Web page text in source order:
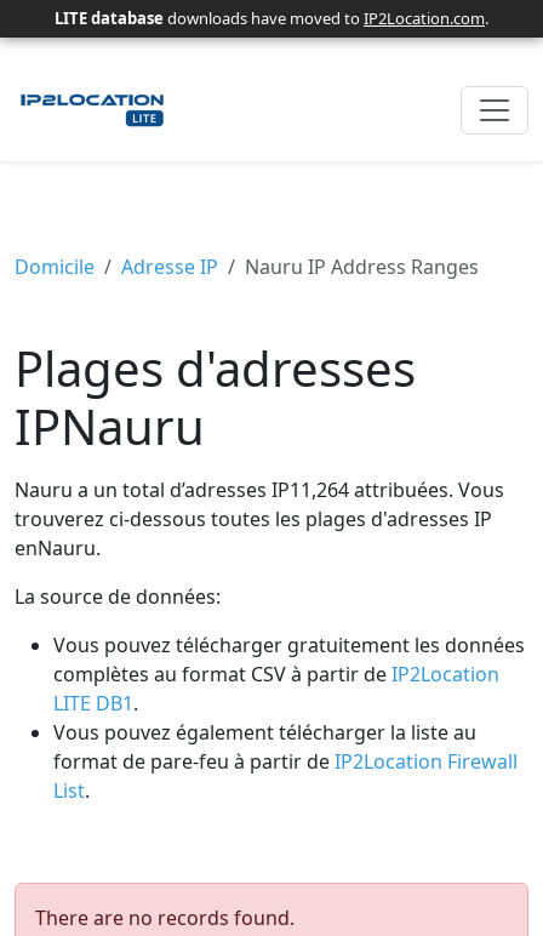
LITE database downloads have moved toIP2Location.com.
Domicile Adresse IP Nauru IP Address Ranges
Plages d'adresses
IPNauru
Nauru a un total d’adresses IP11,264 attribuées. Vous
trouverez ci-dessous toutes les plages d'adresses IP
enNauru.
La source de données:
Vous pouvez télécharger gratuitement les données
complètes au format CSV à partir deIP2Location
LITE DB1.
Vous pouvez également télécharger la liste au
format de pare-feu à partir deIP2Location Firewall
List.
There are no records found.